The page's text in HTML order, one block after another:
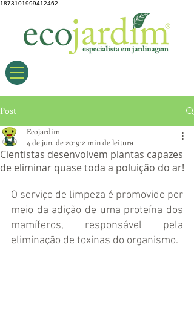
1873101999412462
Post
Cientistas desenvolvem plantas capazes
de eliminar quase toda a poluição do ar!
Ecojardim
4 de jun. de 2019 2 min de leitura
O serviço de limpeza é promovido por
meio da adição de uma proteína dos
mamíferos, responsável pela
eliminação de toxinas do organismo.